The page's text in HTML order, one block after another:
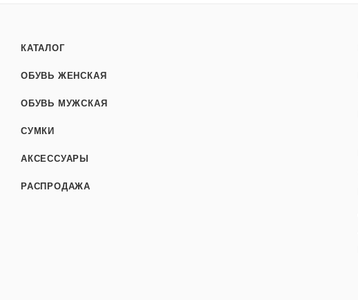
КАТАЛОГ
ОБУВЬ ЖЕНСКАЯ
ОБУВЬ МУЖСКАЯ
СУМКИ
АКСЕССУАРЫ
РАСПРОДАЖА